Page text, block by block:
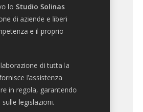
lo Studio Solinas
di aziende e liberi
e il proprio
di tutta la
l’assistenza
in regola, garantendo
legislazioni.